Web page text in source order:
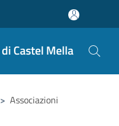
Castel Mella
> Associazioni